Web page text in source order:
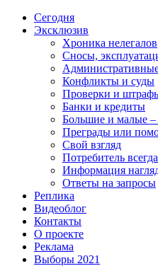
Сегодня
Эксклюзив
Хроника нелегалов
Сносы,
Конфликты и суды
Проверки и
Банки и кредиты
Большие и малые –
Преграды или
Свой взгляд
Потребитель
Информация
Ответы на запросы
Реплика
Видеоблог
Контакты
О проекте
Реклама
Выборы 2021